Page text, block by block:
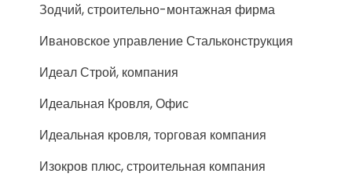
Зодчий, строительно-монтажная фирма
Ивановское управление Стальконструкция
Идеал Строй, компания
Идеальная Кровля, Офис
Идеальная кровля, торговая компания
Изокров плюс, строительная компания